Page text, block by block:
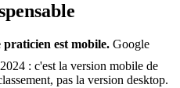
est mobile. Google
: c'est la version mobile de
pas la version desktop.